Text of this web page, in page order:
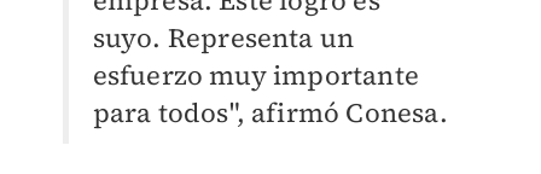
suyo. Representa un
esfuerzo muy importante
para todos", afirmó Conesa.